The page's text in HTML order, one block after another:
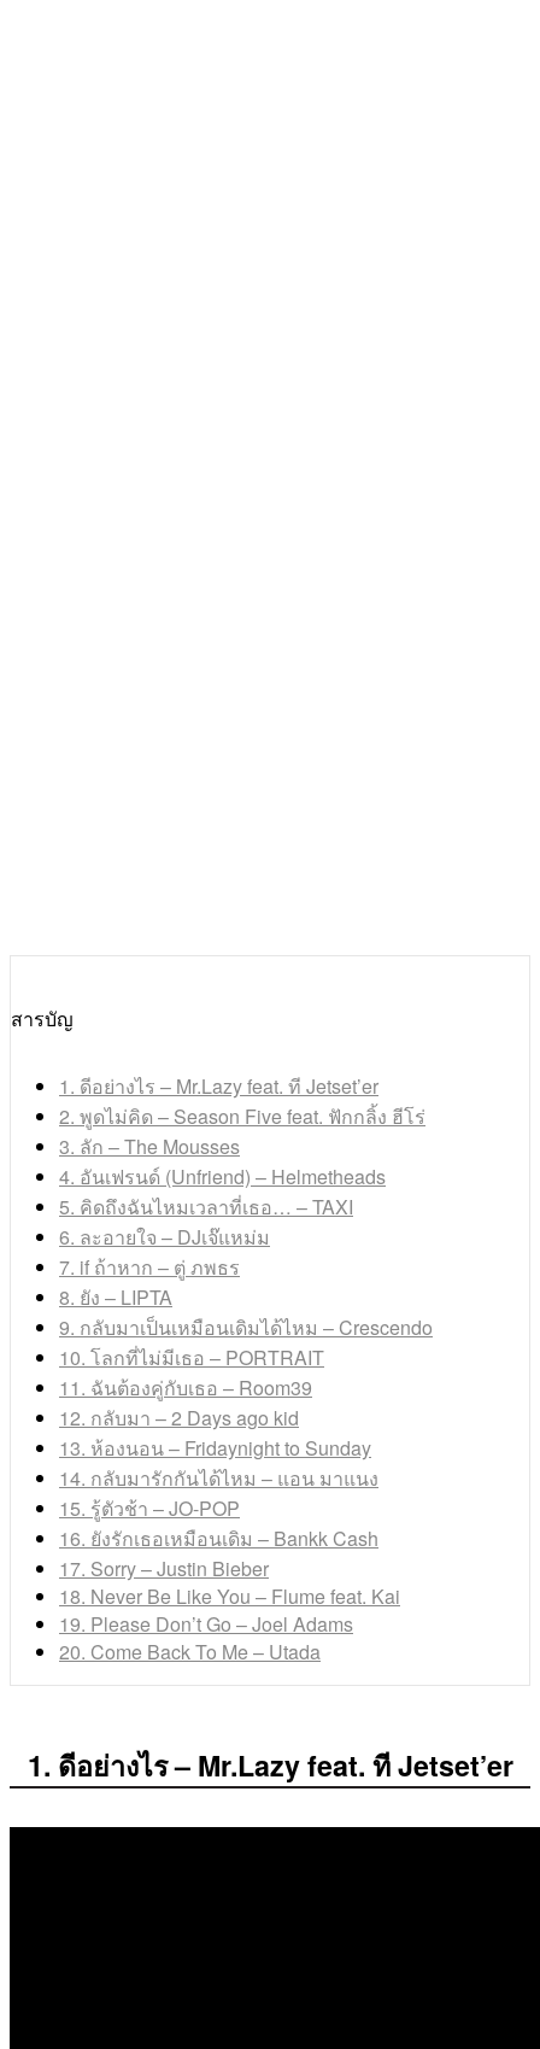
สารบัญ
1. ดีอย่างไร – Mr.Lazy feat. ที Jetset’er
2. พูดไม่คิด – Season Five feat. ฟักกลิ้ง ฮีโร่
3. ลัก – The Mousses
4. อันเฟรนด์ (Unfriend) – Helmetheads
5. คิดถึงฉันไหมเวลาที่เธอ… – TAXI
6. ละอายใจ – DJเจ๊แหม่ม
7. if ถ้าหาก – ตู่ ภพธร
8. ยัง – LIPTA
9. กลับมาเป็นเหมือนเดิมได้ไหม – Crescendo
10. โลกที่ไม่มีเธอ – PORTRAIT
11. ฉันต้องคู่กับเธอ – Room39
12. กลับมา – 2 Days ago kid
13. ห้องนอน – Fridaynight to Sunday
14. กลับมารักกันได้ไหม – แอน มาแนง
15. รู้ตัวช้า – JO-POP
16. ยังรักเธอเหมือนเดิม – Bankk Cash
17. Sorry – Justin Bieber
18. Never Be Like You – Flume feat. Kai
19. Please Don’t Go – Joel Adams
20. Come Back To Me – Utada
1. ดีอย่างไร – Mr.Lazy feat. ที Jetset’er